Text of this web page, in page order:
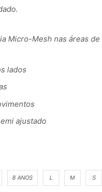
Micro-Mesh nas áreas de
lados
ajustado
8 ANOS L M S